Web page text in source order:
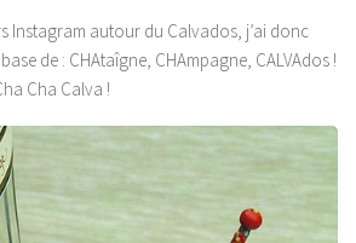
Instagram autour du Calvados, j’ai donc
de : CHAtaîgne, CHAmpagne, CALVAdos !
Cha Calva !